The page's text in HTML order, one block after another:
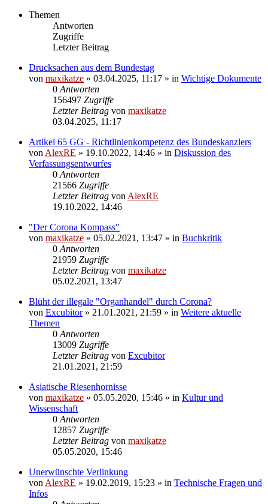
Themen
Antworten
Zugriffe
Letzter Beitrag
Drucksachen aus dem Bundestag
von maxikatze » 03.04.2025, 11:17 » in Wichtige Dokumente
0 Antworten
156497 Zugriffe
Letzter Beitrag von maxikatze
03.04.2025, 11:17
Artikel 65 GG - Richtlinienkompetenz des Bundeskanzlers
von AlexRE » 19.10.2022, 14:46 » in Diskussion des
Verfassungsentwurfes
0 Antworten
21566 Zugriffe
Letzter Beitrag von AlexRE
19.10.2022, 14:46
"Der Corona Kompass"
von maxikatze » 05.02.2021, 13:47 » in Buchkritik
0 Antworten
21959 Zugriffe
Letzter Beitrag von maxikatze
05.02.2021, 13:47
Blüht der illegale "Organhandel" durch Corona?
von Excubitor» 21.01.2021, 21:59 » in Weitere aktuelle
Themen
0 Antworten
13009 Zugriffe
Letzter Beitrag von Excubitor
21.01.2021, 21:59
Asiatische Riesenhornisse
von maxikatze » 05.05.2020, 15:46 » in Kultur und
Wissenschaft
0 Antworten
12857 Zugriffe
Letzter Beitrag von maxikatze
05.05.2020, 15:46
Unerwünschte Verlinkung
von AlexRE » 19.02.2019, 15:23 » in Technische Fragen und
Infos